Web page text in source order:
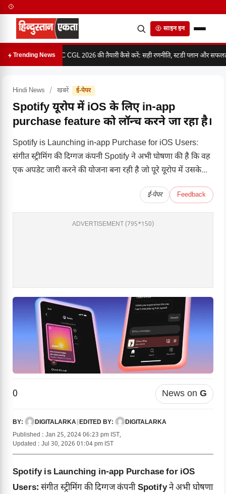
साइन इन
Trending NewsSSC CGL 2026 की तैयारी कैसे करें: सही रणनीति, स्टडी प्लान और
Hindi News / खबरें ई-पेपर
Spotify यूरोप में iOS के लिए in-app
purchase feature को लॉन्च करने जा रहा है।
Spotify is Launching in-app Purchase for iOS Users:
संगीत स्ट्रीमिंग की दिग्गज कंपनी Spotify ने अभी घोषणा की है कि वह
एक अपडेट जारी करने की योजना बना रही है जो पूरे यूरोप में उसके...
ई-पेपर Feedback
ADVERTISEMENT (795*150)
0 News on G
BY: DIGITALARKA EDITED BY:
DIGITALARKA
Published : Jan 25, 2024 06:23 pm IST,
Updated : Jul 30, 2026 01:04 pm IST
Spotify is Launching in-app Purchase for iOS
Users:संगीत स्ट्रीमिंग की दिग्गज कंपनीSpotifyने अभी घोषणा